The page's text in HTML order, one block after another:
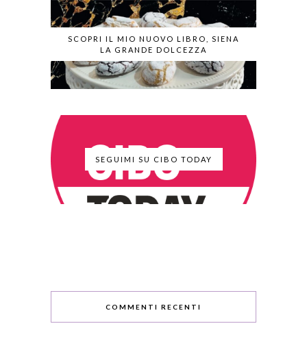
SCOPRI IL MIO NUOVO LIBRO, SIENA
LA GRANDE DOLCEZZA
SEGUIMI SU CIBO TODAY
COMMENTI RECENTI